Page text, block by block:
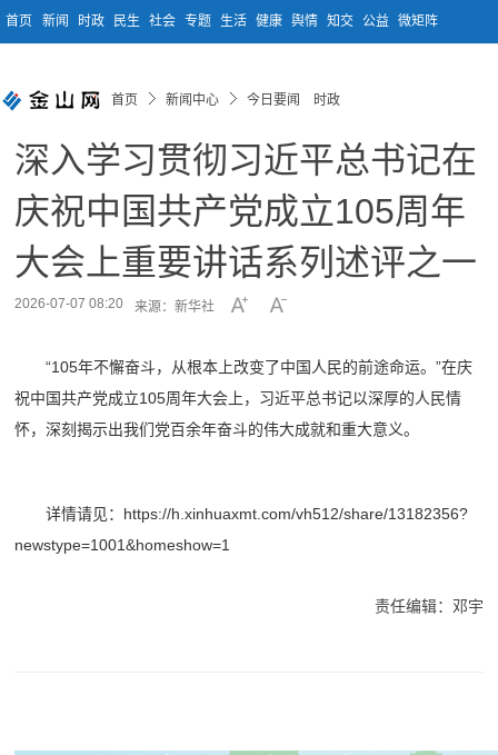
首页 新闻 时政 民生 社会 专题 生活 健康 舆情 知交 公益 微矩阵
首页 新闻中心 今日要闻 时政
深入学习贯彻习近平总书记在
庆祝中国共产党成立105周年
大会上重要讲话系列述评之一
2026-07-07 08:20 来源：新华社
“105年不懈奋斗，从根本上改变了中国人民的前途命运。”在庆
祝中国共产党成立105周年大会上，习近平总书记以深厚的人民情
怀，深刻揭示出我们党百余年奋斗的伟大成就和重大意义。
详情请见：https://h.xinhuaxmt.com/vh512/share/13182356?
newstype=1001&homeshow=1
责任编辑：邓宇